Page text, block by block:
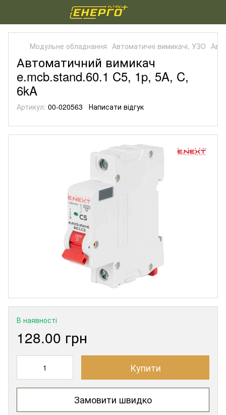
Модульне обладнання Автоматичні вимикачі, УЗО
Автоматичний вимикач
e.mcb.stand.60.1 C5, 1p, 5A, C,
6kA
Артикул: 00-020563 Написати відгук
В наявності
128.00 грн
Купити
Замовити швидко